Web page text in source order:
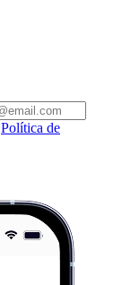
Política de